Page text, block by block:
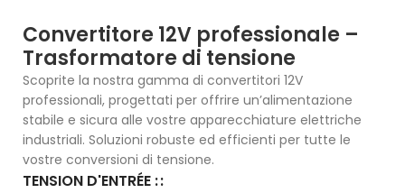
Convertitore 12V professionale –
Trasformatore di tensione
Scoprite la nostra gamma di convertitori 12V
professionali, progettati per offrire un’alimentazione
stabile e sicura alle vostre apparecchiature elettriche
industriali. Soluzioni robuste ed efficienti per tutte le
vostre conversioni di tensione.
TENSION D'ENTRÉE :